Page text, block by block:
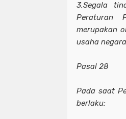
3.Segala
Peraturan
merupakan
usaha
Pasal 28
Pada saat
berlaku: